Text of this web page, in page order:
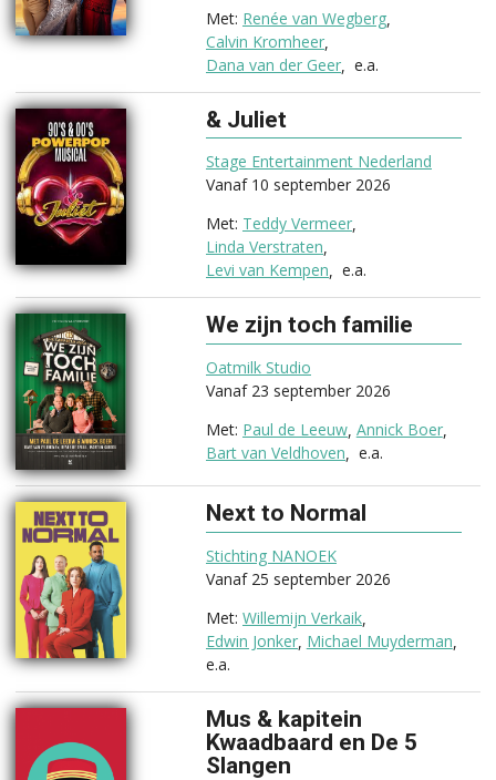
Renée van Wegberg
Calvin Kromheer
Dana van der Geer
e.a.
& Juliet
Stage Entertainment Nederland
Vanaf 10 september 2026
Teddy Vermeer
Linda Verstraten
Levi van Kempen
e.a.
We zijn toch familie
Oatmilk Studio
Vanaf 23 september 2026
Paul de Leeuw Annick Boer
Bart van Veldhoven
e.a.
Next to Normal
Stichting NANOEK
Vanaf 25 september 2026
Willemijn Verkaik
Edwin Jonker Michael Muyderman
e.a.
Mus & kapitein
Kwaadbaard en De 5
Slangen